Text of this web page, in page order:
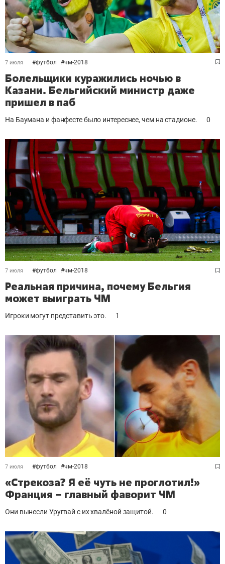
7 июля #футбол #чм-2018
Болельщики куражились ночью в
Казани. Бельгийский министр даже
пришел в паб
На Баумана и фанфесте было интереснее, чем на стадионе. 0
7 июля #футбол #чм-2018
Реальная причина, почему Бельгия
может выиграть ЧМ
Игроки могут представить это. 1
7 июля #футбол #чм-2018
«Стрекоза? Я её чуть не проглотил!»
Франция – главный фаворит ЧМ
Они вынесли Уругвай с их хвалёной защитой. 0